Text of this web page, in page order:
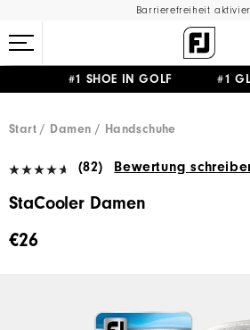
Barrierefreiheit
#1 SHOE IN GOLF #1
Start
Damen Handschuhe
(82) Bewertung
StaCooler Damen
€26